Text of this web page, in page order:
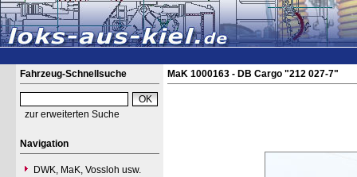
Fahrzeug-Schnellsuche
zur erweiterten Suche
Navigation
DWK, MaK, Vossloh usw.
MaK 1000163 - DB Cargo "212 027-7"